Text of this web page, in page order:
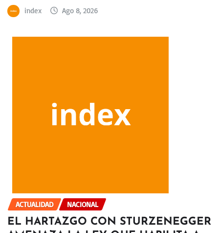
index Ago 8, 2026
ACTUALIDAD NACIONAL
EL HARTAZGO CON STURZENEGGER